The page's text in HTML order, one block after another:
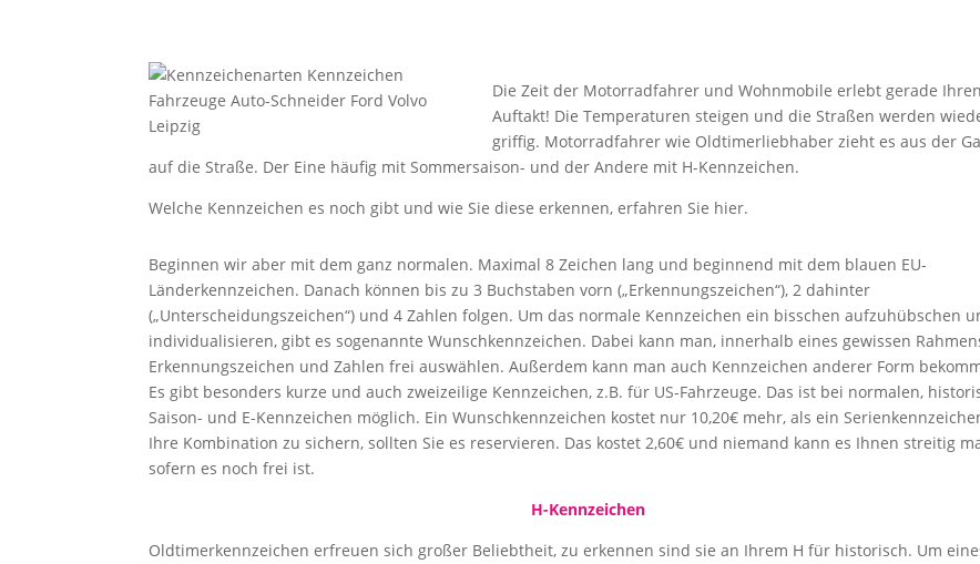
Die Zeit der Motorradfahrer und Wohnmobile erlebt gerade Ihren
Auftakt! Die Temperaturen steigen und die Straßen werden
griffig. Motorradfahrer wie Oldtimerliebhaber zieht es aus der
auf die Straße. Der Eine häufig mit Sommersaison- und der Andere mit H-Kennzeichen.
Welche Kennzeichen es noch gibt und wie Sie diese erkennen, erfahren Sie hier.
Beginnen wir aber mit dem ganz normalen. Maximal 8 Zeichen lang und beginnend mit dem blauen EU-
Länderkennzeichen. Danach können bis zu 3 Buchstaben vorn („Erkennungszeichen“), 2 dahinter
(„Unterscheidungszeichen“) und 4 Zahlen folgen. Um das normale Kennzeichen ein bisschen aufzuhübschen
individualisieren, gibt es sogenannte Wunschkennzeichen. Dabei kann man, innerhalb eines gewissen
Erkennungszeichen und Zahlen frei auswählen. Außerdem kann man auch Kennzeichen anderer Form
Es gibt besonders kurze und auch zweizeilige Kennzeichen, z.B. für US-Fahrzeuge. Das ist bei normalen,
Saison- und E-Kennzeichen möglich. Ein Wunschkennzeichen kostet nur 10,20€ mehr, als ein
Ihre Kombination zu sichern, sollten Sie es reservieren. Das kostet 2,60€ und niemand kann es Ihnen streitig
sofern es noch frei ist.
H-Kennzeichen
Oldtimerkennzeichen erfreuen sich großer Beliebtheit, zu erkennen sind sie an Ihrem H für historisch. Um